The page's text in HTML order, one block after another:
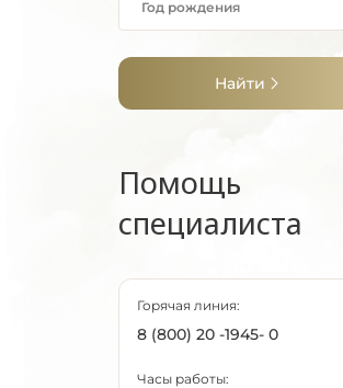
Найти
Помощь
специалиста
Горячая линия:
8 (800) 20 -1945- 0
Часы работы: